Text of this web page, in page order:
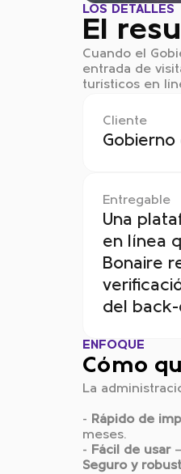
LOS DETALLES
El
Cuando el
entrada de
turísticos en
Cliente
Gobierno
Entregable
Una
en línea
Bonaire
del
ENFOQUE
Cómo
La
- Rápido de
meses.
- Fácil de usar—
Seguro y